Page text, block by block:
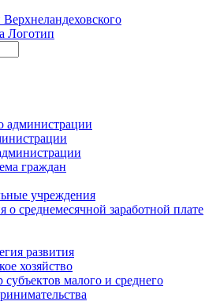
администрации
граждан
учреждения
среднемесячной заработной плате
развития
хозяйство
субъектов малого и среднего